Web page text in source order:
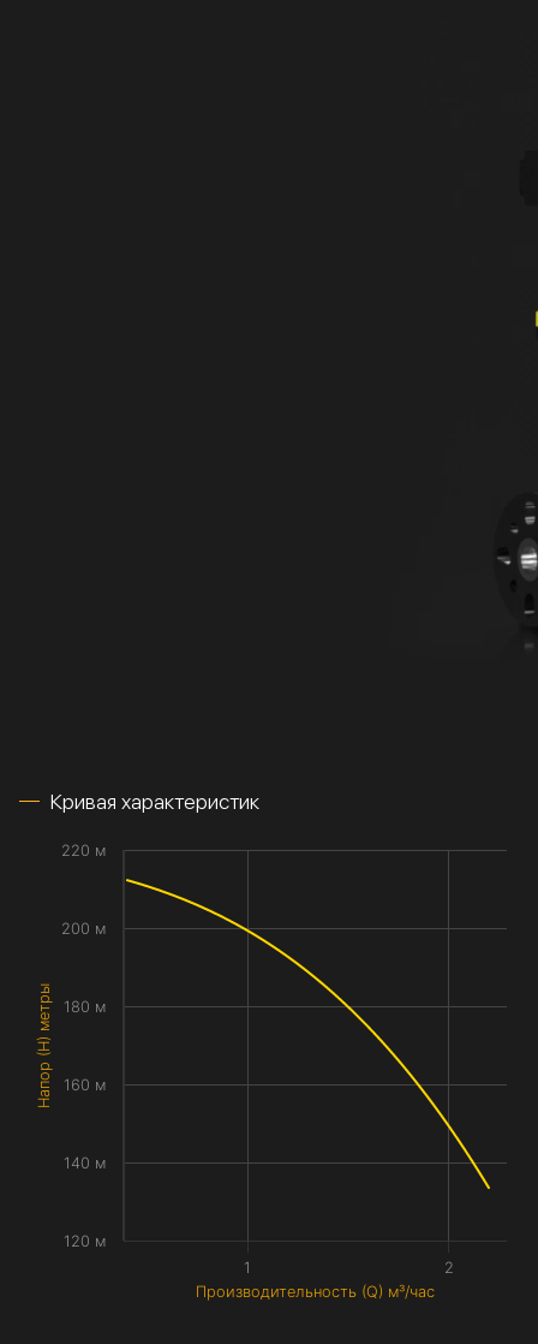
Кривая характеристик
Производительность (Q) м³/час
Напор (H) метры
1 2
120 м
140 м
160 м
180 м
200 м
220 м